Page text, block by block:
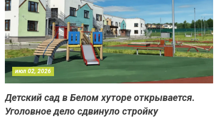
июл 02, 2026
Детский сад в Белом хуторе открывается.
Уголовное дело сдвинуло стройку